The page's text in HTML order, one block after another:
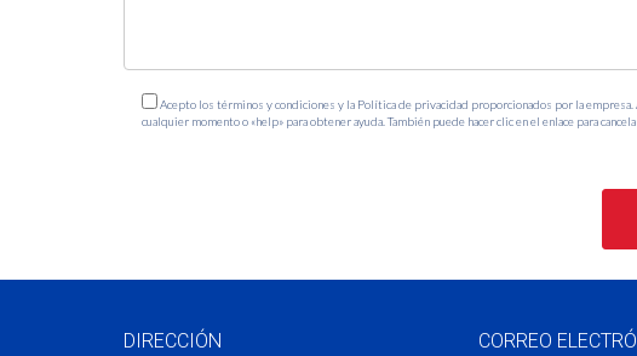
Áreas como Little Havana y Wynwood están empezando a
¿Cómo afecta la inversión extranjera al
comienza tu viaje hacia tu nueva casa soñada!
Acepto los términos y condiciones y la Política de privacidad proporcionados por la
cualquier momento o «help» para obtener ayuda. También puede hacer clic en el enlace para
DIRECCIÓN
CORREO